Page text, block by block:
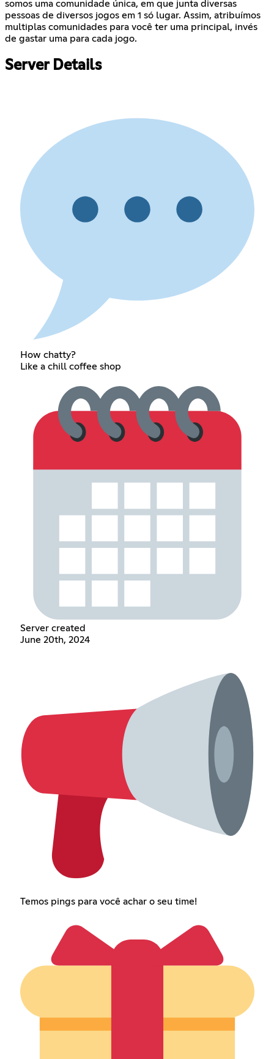
somos uma comunidade única, em que junta diversas
pessoas de diversos jogos em 1 só lugar. Assim, atribuímos
multiplas comunidades para você ter uma principal, invés
de gastar uma para cada jogo.
Server Details
How chatty?
Like a chill coffee shop
Server created
June 20th, 2024
Temos pings para você achar o seu time!